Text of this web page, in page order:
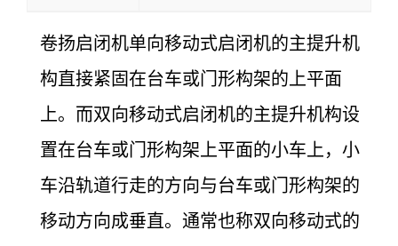
卷扬启闭机单向移动式启闭机的主提升机
构直接紧固在台车或门形构架的上平面
上。而双向移动式启闭机的主提升机构设
置在台车或门形构架上平面的小车上，小
车沿轨道行走的方向与台车或门形构架的
移动方向成垂直。通常也称双向移动式的